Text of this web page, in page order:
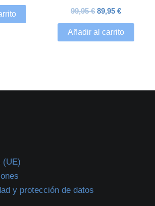
99,95€ 89,95 €
Añadir al carrito
(UE)
y protección de datos